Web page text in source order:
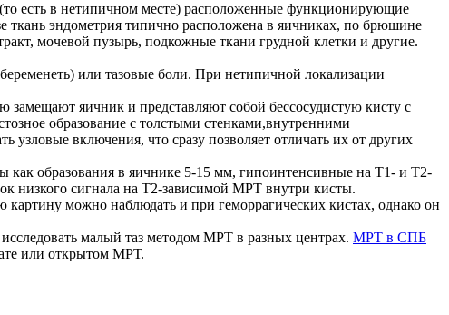
есть в нетипичном месте) расположенные функционирующие
ткань эндометрия типично расположена в яичниках, по брюшине
мочевой пузырь, подкожные ткани грудной клетки и другие.
или тазовые боли. При нетипичной локализации
яичник и представляют собой бессосудистую кисту с
образование с толстыми стенками,внутренними
включения, что сразу позволяет отличать их от других
как образования в яичнике 5-15 мм, гипоинтенсивные на Т1- и Т2-
низкого сигнала на Т2-зависимой МРТ внутри кисты.
можно наблюдать и при геморрагических кистах, однако он
исследовать малый таз методом МРТ в разных центрах. МРТ в СПБ
или открытом МРТ.